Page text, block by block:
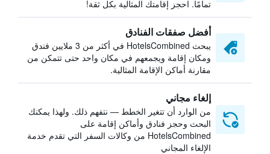
تمامًا. احجز إقامتك المثالية بكل ثقة!
أفضل صفقات الفنادق
يبحث HotelsCombined في أكثر من 3 ملايين فندق
ومكان إقامة ويجمعهم في مكان واحد حتى تتمكن من
مقارنة أماكن الإقامة المثالية.
إلغاء مجاني
من الوارد أن تتغير الخطط — نتفهم ذلك. ولهذا يمكنك
البحث وحجز فنادق وأماكن إقامة على
HotelsCombined من وكالات السفر التي تقدم خدمة
الإلغاء المجاني